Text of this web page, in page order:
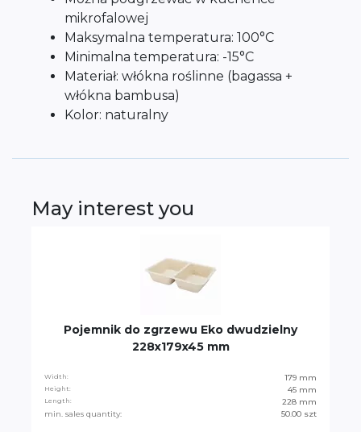
mikrofalowej
Maksymalna temperatura: 100°C
Minimalna temperatura: -15°C
Materiał: włókna roślinne (bagassa +
włókna bambusa)
Kolor: naturalny
May interest you
Pojemnik do zgrzewu Eko dwudzielny
228x179x45 mm
Width: 179 mm
Height: 45 mm
Length:
228 mm
min. sales quantity:
50.00 szt